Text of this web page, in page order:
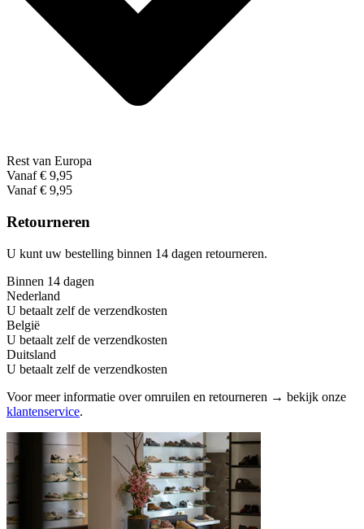
Rest van Europa
Vanaf € 9,95
Vanaf € 9,95
Retourneren
U kunt uw bestelling binnen 14 dagen retourneren.
Binnen 14 dagen
Nederland
U betaalt zelf de verzendkosten
België
U betaalt zelf de verzendkosten
Duitsland
U betaalt zelf de verzendkosten
Voor meer informatie over omruilen en retourneren → bekijk onze
klantenservice.